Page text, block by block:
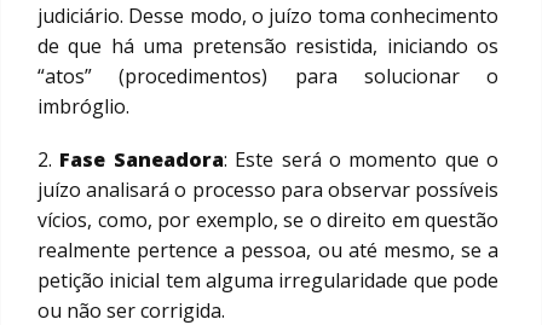
judiciário. Desse modo, o juízo toma conhecimento
de que há uma pretensão resistida, iniciando os
“atos” (procedimentos) para solucionar o
imbróglio.
2. Fase Saneadora: Este será o momento que o
juízo analisará o processo para observar possíveis
vícios, como, por exemplo, se o direito em questão
realmente pertence a pessoa, ou até mesmo, se a
petição inicial tem alguma irregularidade que pode
ou não ser corrigida.